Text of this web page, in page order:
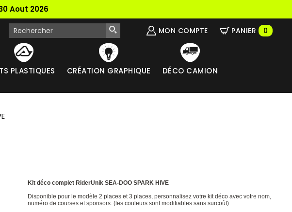
30 Aout 2026
MON COMPTE PANIER 0
PLASTIQUES CRÉATION GRAPHIQUE DÉCO CAMION
Kit déco complet RiderUnik SEA-DOO SPARK HIVE
Disponible pour le modèle 2 places et 3 places, personnalisez votre kit déco avec votre nom,
numéro de courses et sponsors. (les couleurs sont modifiables sans surcoût)